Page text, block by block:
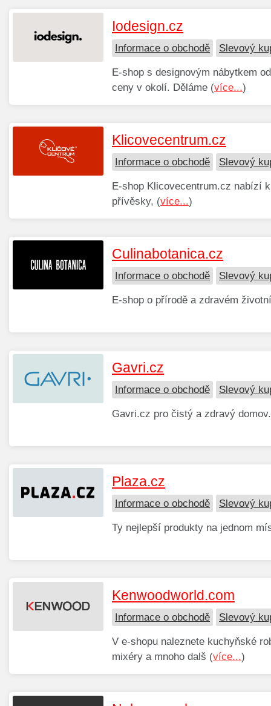
Iodesign.cz
Informace o obchodě Slevový
E-shop s designovým nábytkem
ceny v okolí. Děláme (více...)
Klicovecentrum.cz
Informace o obchodě Slevový
E-shop Klicovecentrum.cz nabízí
přívěsky, (více...)
Culinabotanica.cz
Informace o obchodě Slevový
E-shop o přírodě a zdravém
Gavri.cz
Informace o obchodě Slevový
Gavri.cz pro čistý a zdravý
Plaza.cz
Informace o obchodě Slevový
Ty nejlepší produkty na jednom
Kenwoodworld.com
Informace o obchodě Slevový
V e-shopu naleznete kuchyňské
mixéry a mnoho dalš (více...)